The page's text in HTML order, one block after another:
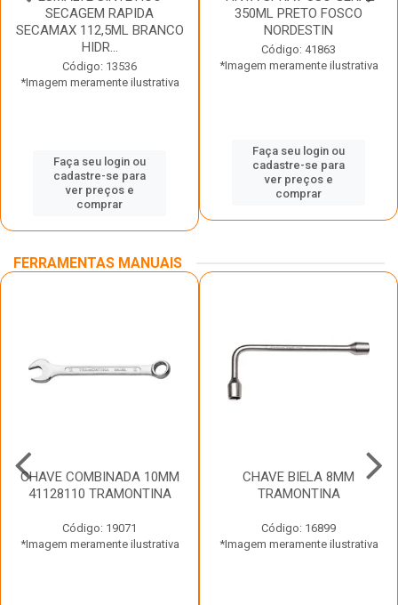
SECAGEM RAPIDA
SECAMAX 112,5ML BRANCO
HIDR...
Código: 13536
*Imagem meramente ilustrativa
Faça seu login ou
cadastre-se para
ver preços e
comprar
350ML PRETO FOSCO
NORDESTIN
Código: 41863
*Imagem meramente ilustrativa
Faça seu login ou
cadastre-se para
ver preços e
comprar
FERRAMENTAS MANUAIS
CHAVE COMBINADA 10MM
41128110 TRAMONTINA
Código: 19071
*Imagem meramente ilustrativa
CHAVE BIELA 8MM
TRAMONTINA
Código: 16899
*Imagem meramente ilustrativa